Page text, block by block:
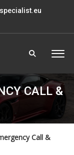
CALL &
Call &